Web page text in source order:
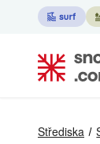
Střediska